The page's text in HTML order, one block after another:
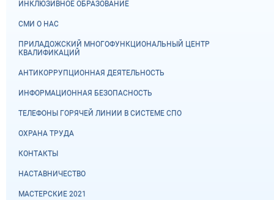
ИНКЛЮЗИВНОЕ ОБРАЗОВАНИЕ
СМИ О НАС
ПРИЛАДОЖСКИЙ МНОГОФУНКЦИОНАЛЬНЫЙ ЦЕНТР
КВАЛИФИКАЦИЙ
АНТИКОРРУПЦИОННАЯ ДЕЯТЕЛЬНОСТЬ
ИНФОРМАЦИОННАЯ БЕЗОПАСНОСТЬ
ТЕЛЕФОНЫ ГОРЯЧЕЙ ЛИНИИ В СИСТЕМЕ СПО
ОХРАНА ТРУДА
КОНТАКТЫ
НАСТАВНИЧЕСТВО
МАСТЕРСКИЕ 2021